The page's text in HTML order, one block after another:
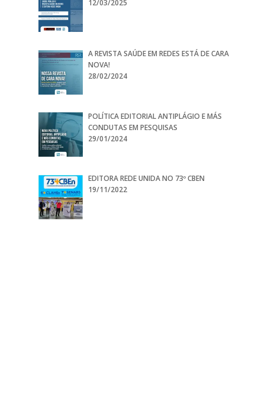
12/03/2025
A REVISTA SAÚDE EM REDES ESTÁ DE CARA
NOVA!
28/02/2024
POLÍTICA EDITORIAL ANTIPLÁGIO E MÁS
CONDUTAS EM PESQUISAS
29/01/2024
EDITORA REDE UNIDA NO 73º CBEN
19/11/2022